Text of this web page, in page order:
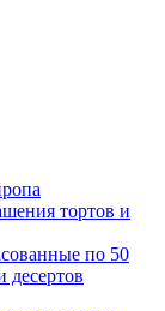
тортов и
по 50
десертов